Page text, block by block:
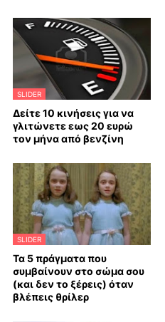
SLIDER
Δείτε 10 κινήσεις για να
γλιτώνετε εως 20 ευρώ
τον μήνα από βενζίνη
SLIDER
Τα 5 πράγματα που
συμβαίνουν στο σώμα σου
(και δεν το ξέρεις) όταν
βλέπεις θρίλερ